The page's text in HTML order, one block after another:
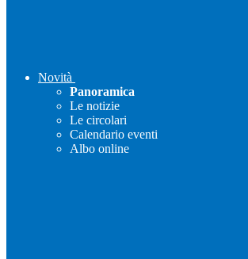
Novità
Panoramica
Le notizie
Le circolari
Calendario eventi
Albo online